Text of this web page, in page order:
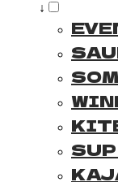
↓